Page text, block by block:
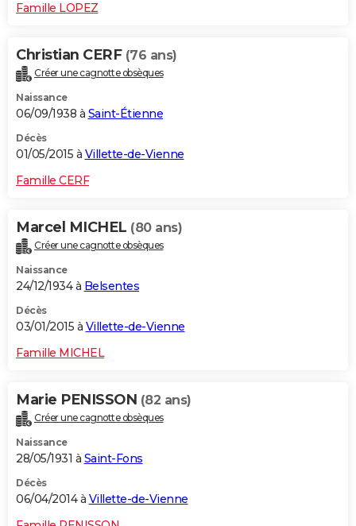
Famille LOPEZ
Christian CERF (76 ans)
Créer une cagnotte obsèques
Naissance
06/09/1938 à Saint-Étienne
Décès
01/05/2015 à Villette-de-Vienne
Famille CERF
Marcel MICHEL (80 ans)
Créer une cagnotte obsèques
Naissance
24/12/1934 à Belsentes
Décès
03/01/2015 à Villette-de-Vienne
Famille MICHEL
Marie PENISSON (82 ans)
Créer une cagnotte obsèques
Naissance
28/05/1931 à Saint-Fons
Décès
06/04/2014 à Villette-de-Vienne